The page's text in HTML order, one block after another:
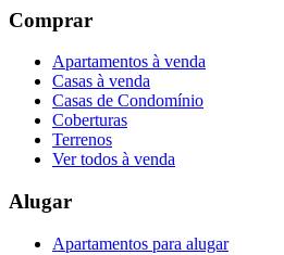
Comprar
Apartamentos à venda
Casas à venda
Casas de Condomínio
Coberturas
Terrenos
Ver todos à venda
Alugar
Apartamentos para alugar